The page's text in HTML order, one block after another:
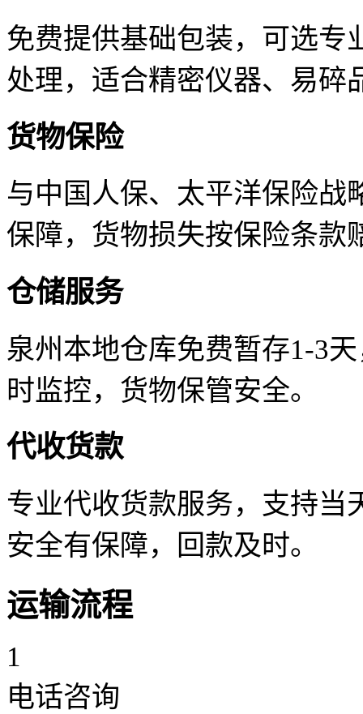
免费提供基础包装，可选专
处理，适合精密仪器、易碎
货物保险
与中国人保、太平洋保险战
保障，货物损失按保险条款
仓储服务
泉州本地仓库免费暂存1-3
时监控，货物保管安全。
代收货款
专业代收货款服务，支持当
安全有保障，回款及时。
运输流程
1
电话咨询